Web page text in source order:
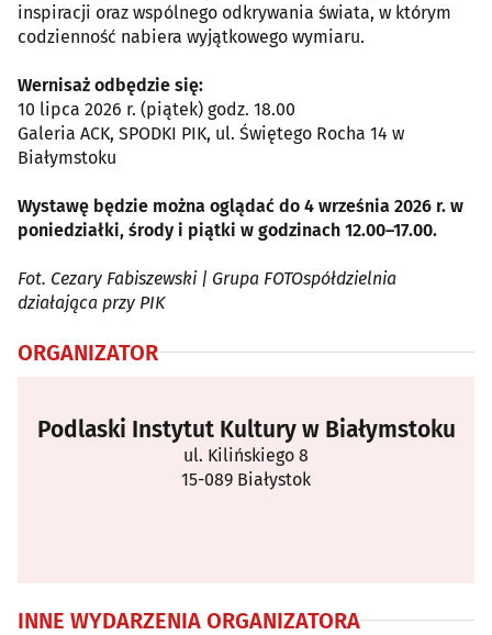
inspiracji oraz wspólnego odkrywania świata, w którym
codzienność nabiera wyjątkowego wymiaru.
Wernisaż odbędzie się:
10 lipca 2026 r. (piątek) godz. 18.00
Galeria ACK, SPODKI PIK, ul. Świętego Rocha 14 w
Białymstoku
Wystawę będzie można oglądać do 4 września 2026 r. w
poniedziałki, środy i piątki w godzinach 12.00–17.00.
Fot. Cezary Fabiszewski | Grupa FOTOspółdzielnia
działająca przy PIK
ORGANIZATOR
Podlaski Instytut Kultury w Białymstoku
ul. Kilińskiego 8
15-089 Białystok
INNE WYDARZENIA ORGANIZATORA